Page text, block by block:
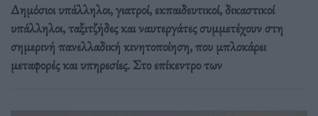
Δημόσιοι υπάλληλοι, γιατροί, εκπαιδευτικοί, δικαστικοί
υπάλληλοι, ταξιτζήδες και ναυτεργάτες συμμετέχουν στη
σημερινή πανελλαδική κινητοποίηση, που μπλοκάρει
μεταφορές και υπηρεσίες. Στο επίκεντρο των